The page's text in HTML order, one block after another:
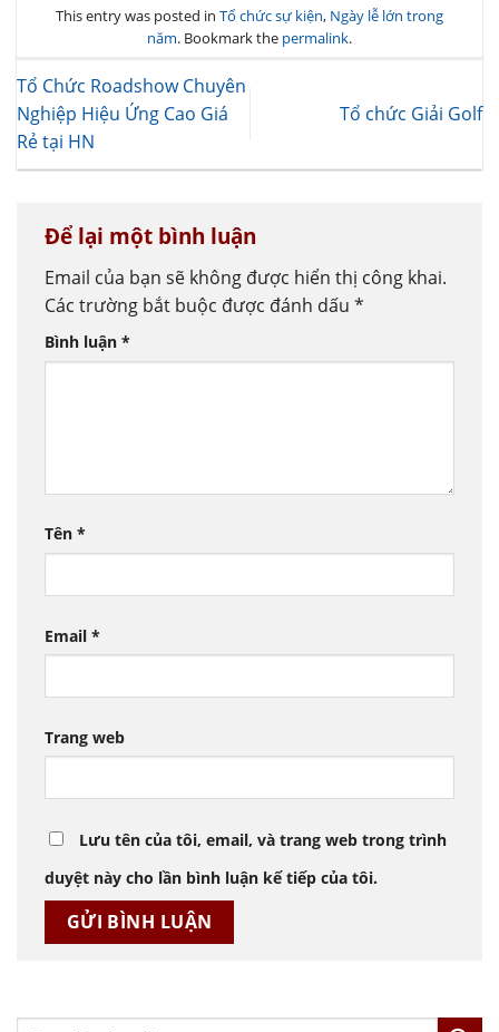
This entry was posted in Tổ chức sự kiện, Ngày lễ lớn trong
năm. Bookmark the permalink.
Tổ Chức Roadshow Chuyên
Nghiệp Hiệu Ứng Cao Giá
Rẻ tại HN
Tổ chức Giải Golf
Để lại một bình luận
Email của bạn sẽ không được hiển thị công khai.
Các trường bắt buộc được đánh dấu *
Bình luận *
Tên *
Email *
Trang web
Lưu tên của tôi, email, và trang web trong trình
duyệt này cho lần bình luận kế tiếp của tôi.